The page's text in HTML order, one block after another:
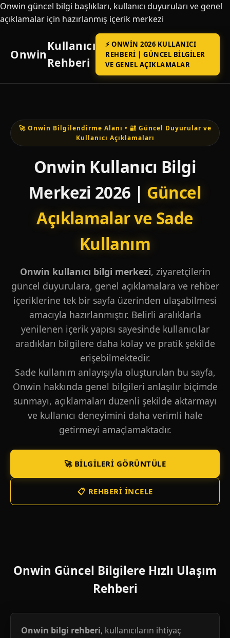
Onwin güncel bilgi başlıkları, kullanıcı duyuruları ve genel
açıklamalar için hazırlanmış içerik merkezi
Onwin
Kullanıcı
Rehberi
⚡ ONWIN 2026 KULLANICI
REHBERI | GÜNCEL BILGILER
VE GENEL AÇIKLAMALAR
🚀 Onwin Bilgilendirme Alanı • 🔐 Güncel Duyurular ve
Kullanıcı Açıklamaları
Onwin Kullanıcı Bilgi
Merkezi 2026 | Güncel
Açıklamalar ve Sade
Kullanım
Onwin kullanıcı bilgi merkezi, ziyaretçilerin
güncel duyurulara, genel açıklamalara ve rehber
içeriklerine tek bir sayfa üzerinden ulaşabilmesi
amacıyla hazırlanmıştır. Belirli aralıklarla
yenilenen içerik yapısı sayesinde kullanıcılar
aradıkları bilgilere daha kolay ve pratik şekilde
erişebilmektedir.
Sade kullanım anlayışıyla oluşturulan bu sayfa,
Onwin hakkında genel bilgileri anlaşılır biçimde
sunmayı, açıklamaları düzenli şekilde aktarmayı
ve kullanıcı deneyimini daha verimli hale
getirmeyi amaçlamaktadır.
🚀 BILGILERI GÖRÜNTÜLE
📋 REHBERI İNCELE
Onwin Güncel Bilgilere Hızlı Ulaşım
Rehberi
Onwin bilgi rehberi, kullanıcıların ihtiyaç